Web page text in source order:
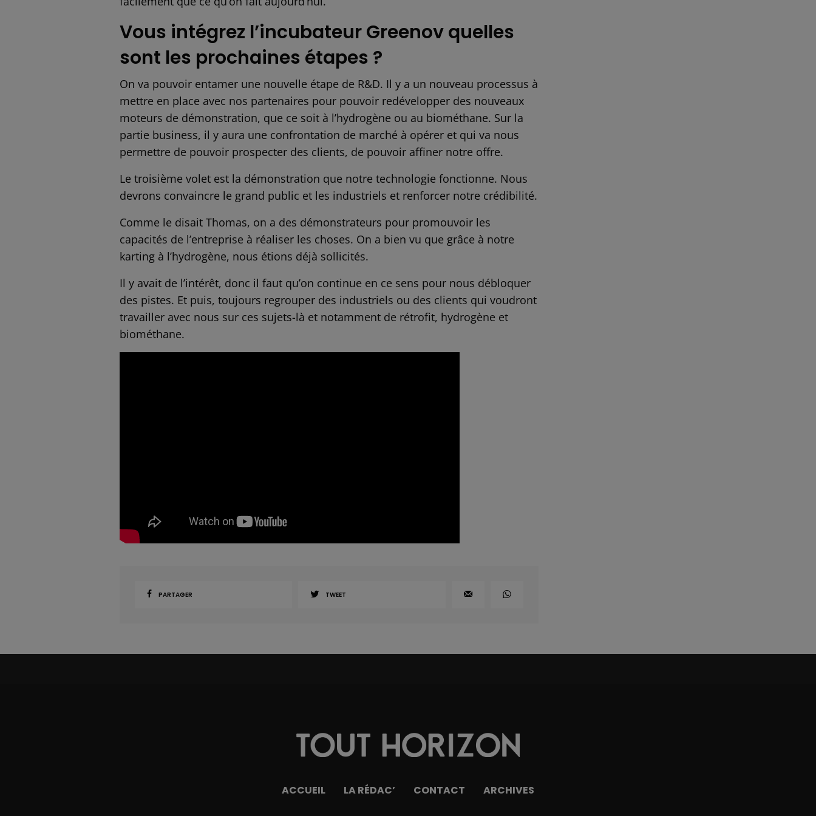
Vous intégrez l’incubateur Greenov quelles
sont les prochaines étapes ?
On va pouvoir entamer une nouvelle étape de R&D. Il y a un nouveau processus à
mettre en place avec nos partenaires pour pouvoir redévelopper des nouveaux
moteurs de démonstration, que ce soit à l’hydrogène ou au biométhane. Sur la
partie business, il y aura une confrontation de marché à opérer et qui va nous
permettre de pouvoir prospecter des clients, de pouvoir affiner notre offre.
Le troisième volet est la démonstration que notre technologie fonctionne. Nous
devrons convaincre le grand public et les industriels et renforcer notre crédibilité.
Comme le disait Thomas, on a des démonstrateurs pour promouvoir les
capacités de l’entreprise à réaliser les choses. On a bien vu que grâce à notre
karting à l’hydrogène, nous étions déjà sollicités.
Il y avait de l’intérêt, donc il faut qu’on continue en ce sens pour nous débloquer
des pistes. Et puis, toujours regrouper des industriels ou des clients qui voudront
travailler avec nous sur ces sujets-là et notamment de rétrofit, hydrogène et
biométhane.
PARTAGER TWEET
ACCUEIL LA RÉDAC’ CONTACT ARCHIVES